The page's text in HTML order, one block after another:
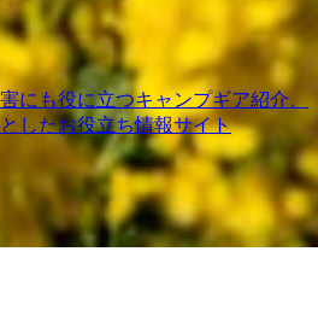
にも役に立つキャンプギア紹介、
したお役立ち情報サイト